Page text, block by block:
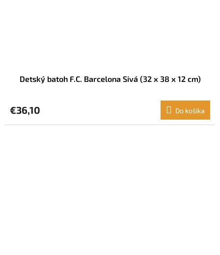
Detský batoh F.C. Barcelona Sivá (32 x 38 x 12 cm)
€36,10 Do košíka